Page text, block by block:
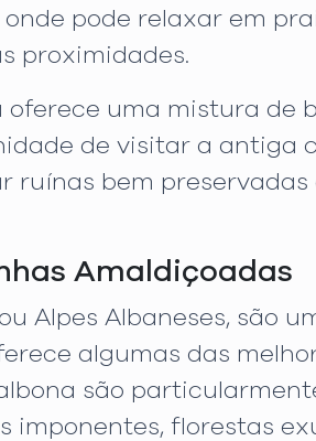
pode relaxar em
proximidades.
oferece uma mistura de
de visitar a
ruínas bem
Amaldiçoadas
Alpes Albaneses, são
algumas das
são
imponentes, florestas